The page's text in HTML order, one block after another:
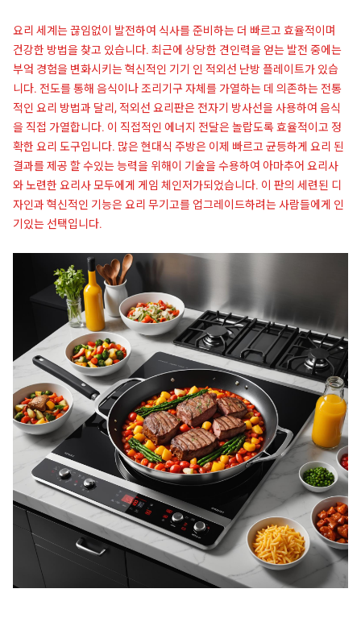
요리 세계는 끊임없이 발전하여 식사를 준비하는 더 빠르고 효율적이며
건강한 방법을 찾고 있습니다. 최근에 상당한 견인력을 얻는 발전 중에는
부엌 경험을 변화시키는 혁신적인 기기 인 적외선 난방 플레이트가 있습
니다. 전도를 통해 음식이나 조리기구 자체를 가열하는 데 의존하는 전통
적인 요리 방법과 달리, 적외선 요리판은 전자기 방사선을 사용하여 음식
을 직접 가열합니다. 이 직접적인 에너지 전달은 놀랍도록 효율적이고 정
확한 요리 도구입니다. 많은 현대식 주방은 이제 빠르고 균등하게 요리 된
결과를 제공 할 수있는 능력을 위해이 기술을 수용하여 아마추어 요리사
와 노련한 요리사 모두에게 게임 체인저가되었습니다. 이 판의 세련된 디
자인과 혁신적인 기능은 요리 무기고를 업그레이드하려는 사람들에게 인
기있는 선택입니다.